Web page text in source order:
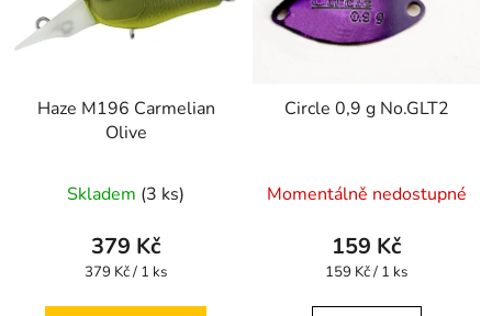
Haze M196 Carmelian
Olive
Skladem (3 ks)
379 Kč
Měrná
379 Kč / 1 ks
Circle 0,9 g No.GLT2
Momentálně nedostupné
159 Kč
Měrná
159 Kč / 1 ks